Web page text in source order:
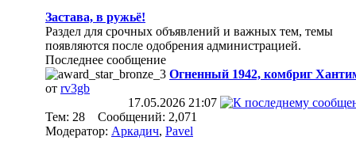
Застава, в ружьё!
Раздел для срочных объявлений и важных тем, темы
появляются после одобрения администрацией.
Последнее сообщение
Огненный 1942, комбриг
от rv3gb
17.05.2026 21:07
Тем: 28 Сообщений: 2,071
Модератор: Аркадич, Pavel